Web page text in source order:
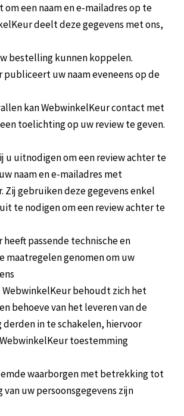
een naam en e-mailadres op te
deelt deze gegevens met ons,
bestelling kunnen koppelen.
publiceert uw naam eveneens op de
kan WebwinkelKeur contact met
toelichting op uw review te geven.
u uitnodigen om een review achter te
naam en e-mailadres met
Zij gebruiken deze gegevens enkel
te nodigen om een review achter te
passende technische en
maatregelen genomen om uw
WebwinkelKeur behoudt zich het
behoeve van het leveren van de
in te schakelen, hiervoor
toestemming
waarborgen met betrekking tot
van uw persoonsgegevens zijn